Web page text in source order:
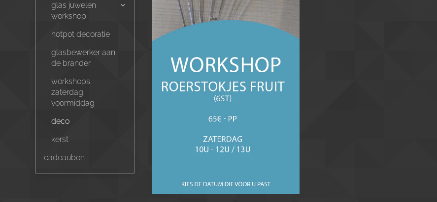
glas juwelen
workshop
hotpot decoratie
glasbewerker aan
de brander
workshops
zaterdag
voormiddag
deco
kerst
cadeaubon